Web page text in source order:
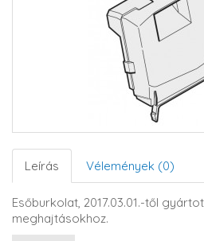
Leírás Vélemények (0)
Esőburkolat, 2017.03.01.-től
meghajtásokhoz.